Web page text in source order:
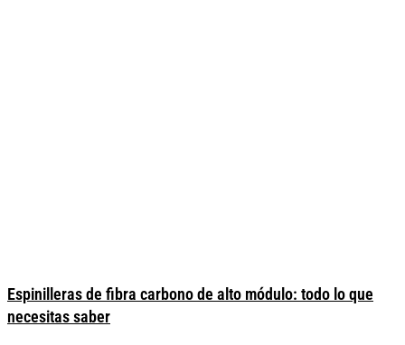
Espinilleras de fibra carbono de alto módulo: todo lo que
necesitas saber